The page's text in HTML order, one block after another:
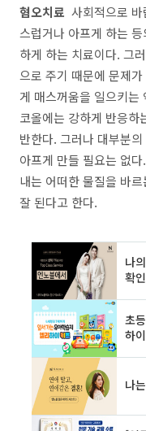
혐오치료 사회적으로
스럽거나 아프게 하는
하게 하는 치료이다. 그
으로 주기 때문에 문제
게 매스꺼움을 일으키는
코올에는 강하게 반응하
반한다. 그러나 대부분
아프게 만들 필요는 없
내는 어떠한 물질을 바
잘 된다고 한다.